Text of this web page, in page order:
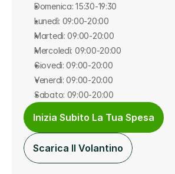
Domenica: 15:30-19:30
Lunedì: 09:00-20:00
Martedì: 09:00-20:00
Mercoledì: 09:00-20:00
Giovedì: 09:00-20:00
Venerdì: 09:00-20:00
Sabato: 09:00-20:00
Inizia Subito La Tua Spesa
Scarica Il Volantino